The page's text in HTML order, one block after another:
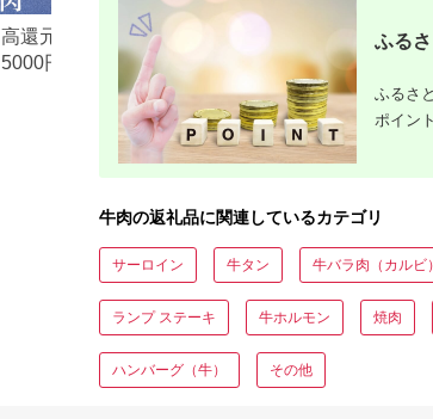
高還元率！ふるさと納税
5000円以下でおすすめ牛肉
＆豚肉ランキング！
【2026年版】楽
納税 還元率ラン
還元率返礼品を
に比較
ふる
ふるさ
ポイン
牛肉の返礼品に関連しているカテゴリ
サーロイン 牛タン 牛バラ肉（カルビ）
ランプ ステーキ 牛ホルモン 焼肉
ハンバーグ（牛） その他